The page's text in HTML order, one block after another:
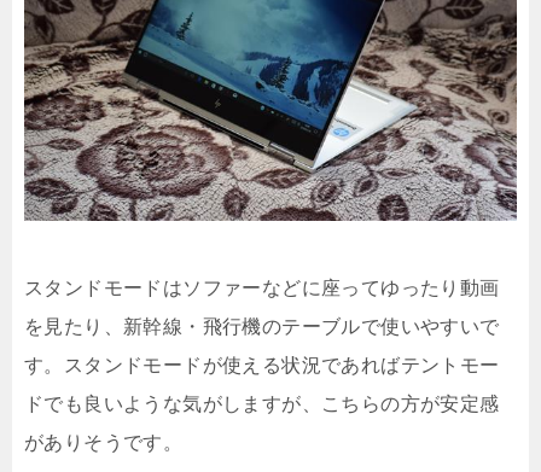
スタンドモードはソファーなどに座ってゆったり動画
を見たり、新幹線・飛行機のテーブルで使いやすいで
す。スタンドモードが使える状況であればテントモー
ドでも良いような気がしますが、こちらの方が安定感
がありそうです。